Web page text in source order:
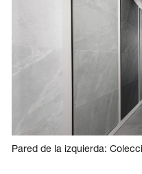
Pared de la izquierda: